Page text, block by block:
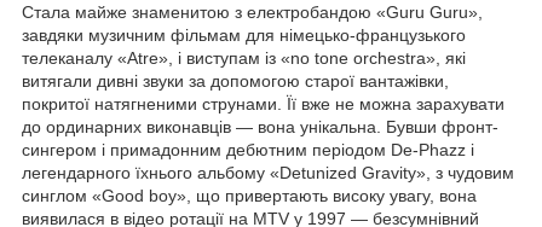
Стала майже знаменитою з електробандою «Guru Guru»,
завдяки музичним фільмам для німецько-французького
телеканалу «Atre», і виступам із «no tone orchestra», які
витягали дивні звуки за допомогою старої вантажівки,
покритої натягненими струнами. Її вже не можна зарахувати
до ординарних виконавців — вона унікальна. Бувши фронт-
сингером і примадонним дебютним періодом De-Phazz і
легендарного їхнього альбому «Detunized Gravity», з чудовим
синглом «Good boy», що привертають високу увагу, вона
виявилася в відео ротації на MTV у 1997 — безсумнівний